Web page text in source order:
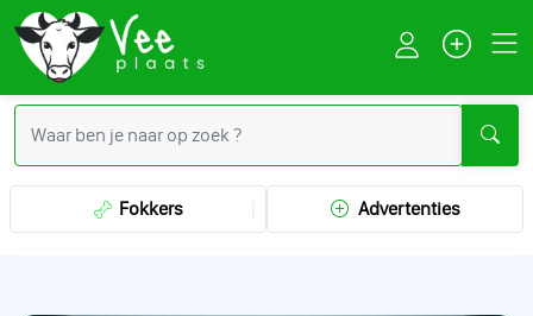
Fokkers Advertenties